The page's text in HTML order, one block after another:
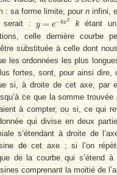
: sa forme limite, pourn infini,
serait :y = e−kx2
y= − x2
kétant un
celle dernière courbe
substituée à celle dont
les ordonnées les plus
fortes, sont, pour ainsi dire,
si, à droite de cet axe, par
ce que la somme trouvée
à compter, ou si, ce qui
qui divise en deux
s’étendant à droite de
de cet axe ; si l’on
de la courbe qui s’étend à
comprenant la moitié de